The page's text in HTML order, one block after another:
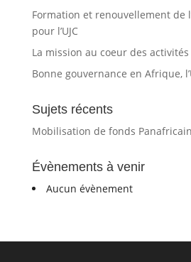
Formation et renouvellement de
pour l’UJC
La mission au coeur des activités
Bonne gouvernance en Afrique,
Sujets récents
Mobilisation de fonds
Évènements à venir
Aucun évènement